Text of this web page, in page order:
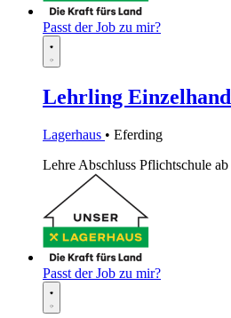
Passt der Job zu mir?
Lehrling
Lagerhaus • Eferding
Lehre Abschluss Pflichtschule ab
Passt der Job zu mir?